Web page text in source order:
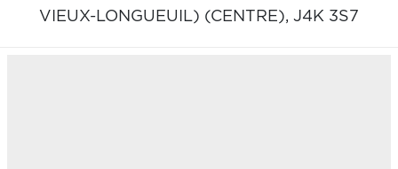
VIEUX-LONGUEUIL) (CENTRE), J4K 3S7